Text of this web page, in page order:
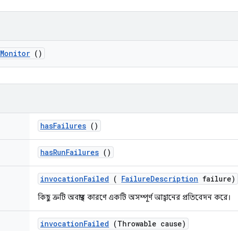
Monitor ()
hasFailures ()
hasRunFailures ()
invocationFailed ( FailureDescription failure)
কিছু ত্রুটি অবস্থার কারণে একটি অসম্পূর্ণ আহ্বানের প্রতিবেদন করে।
invocationFailed (Throwable cause)